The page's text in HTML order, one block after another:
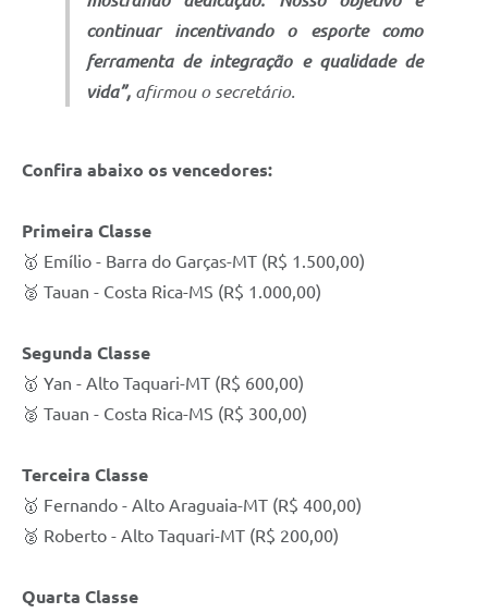
continuar incentivando o esporte como
ferramenta de integração e qualidade de
vida”, afirmou o secretário.
Confira abaixo os vencedores:
Primeira Classe
🥇 Emílio - Barra do Garças-MT (R$ 1.500,00)
🥈 Tauan - Costa Rica-MS (R$ 1.000,00)
Segunda Classe
🥇 Yan - Alto Taquari-MT (R$ 600,00)
🥈 Tauan - Costa Rica-MS (R$ 300,00)
Terceira Classe
🥇 Fernando - Alto Araguaia-MT (R$ 400,00)
🥈 Roberto - Alto Taquari-MT (R$ 200,00)
Quarta Classe